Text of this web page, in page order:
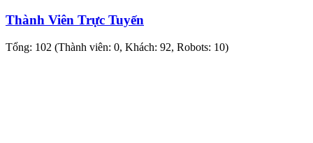
Thành Viên Trực Tuyến
Tổng: 102 (Thành viên: 0, Khách: 92, Robots: 10)